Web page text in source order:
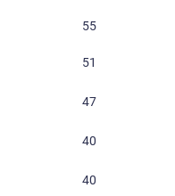
55
51
47
40
40